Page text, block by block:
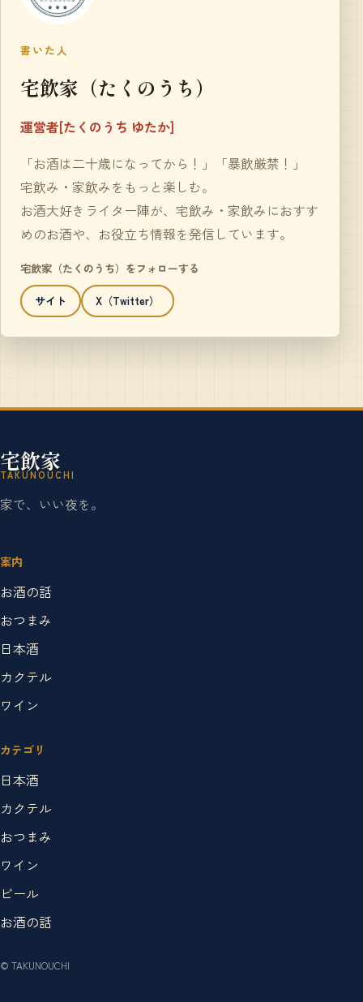
書いた人
宅飲家（たくのうち）
運営者[たくのうち ゆたか]
「お酒は二十歳になってから！」「暴飲厳禁！」
宅飲み・家飲みをもっと楽しむ。
お酒大好きライター陣が、宅飲み・家飲みにおすす
めのお酒や、お役立ち情報を発信しています。
宅飲家（たくのうち）をフォローする
サイト X（Twitter）
宅飲家
TAKUNOUCHI
家で、いい夜を。
案内
お酒の話
おつまみ
日本酒
カクテル
ワイン
カテゴリ
日本酒
カクテル
おつまみ
ワイン
ビール
お酒の話
© TAKUNOUCHI